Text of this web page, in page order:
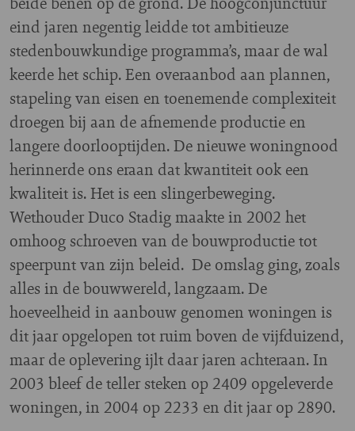
eind jaren negentig leidde tot ambitieuze
stedenbouwkundige programma’s, maar de wal
keerde het schip. Een overaanbod aan plannen,
stapeling van eisen en toenemende complexiteit
droegen bij aan de afnemende productie en
langere doorlooptijden. De nieuwe woningnood
herinnerde ons eraan dat kwantiteit ook een
kwaliteit is. Het is een slingerbeweging.
Wethouder Duco Stadig maakte in 2002 het
omhoog schroeven van de bouwproductie tot
speerpunt van zijn beleid. De omslag ging, zoals
alles in de bouwwereld, langzaam. De
hoeveelheid in aanbouw genomen woningen is
dit jaar opgelopen tot ruim boven de vijfduizend,
maar de oplevering ijlt daar jaren achteraan. In
2003 bleef de teller steken op 2409 opgeleverde
woningen, in 2004 op 2233 en dit jaar op 2890.